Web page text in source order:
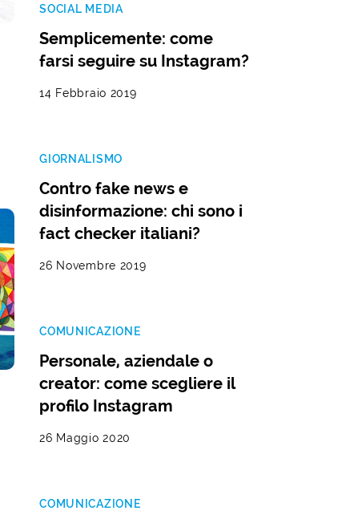
SOCIAL MEDIA
Semplicemente: come
farsi seguire su Instagram?
14 Febbraio 2019
GIORNALISMO
Contro fake news e
disinformazione: chi sono i
fact checker italiani?
26 Novembre 2019
COMUNICAZIONE
Personale, aziendale o
creator: come scegliere il
profilo Instagram
26 Maggio 2020
COMUNICAZIONE